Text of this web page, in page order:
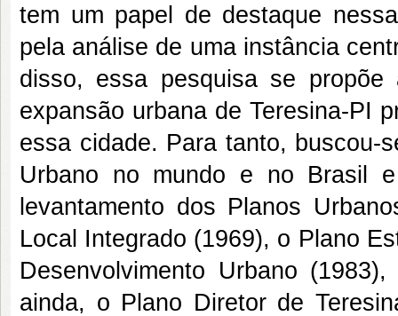
tem um papel de destaque
pela análise de uma instância
disso, essa pesquisa se
expansão urbana de Teresina-PI
essa cidade. Para tanto, buscou-
Urbano no mundo e no Brasil
levantamento dos Planos
Local Integrado (1969), o Plano
Desenvolvimento Urbano
ainda, o Plano Diretor de